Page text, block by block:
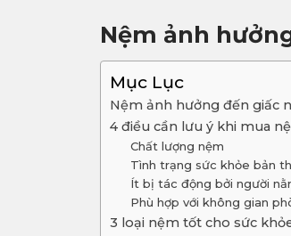
Nệm ảnh
Mục Lục
Nệm ảnh hưởng đến giấc
4 điều cần lưu ý khi mua
Chất lượng nệm
Tình trạng sức khỏe bản
Ít bị tác động bởi người
Phù hợp với không gian
3 loại nệm tốt cho sức